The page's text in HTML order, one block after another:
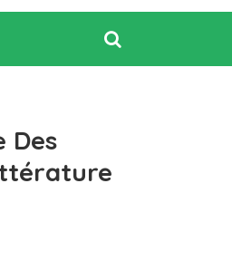
Des